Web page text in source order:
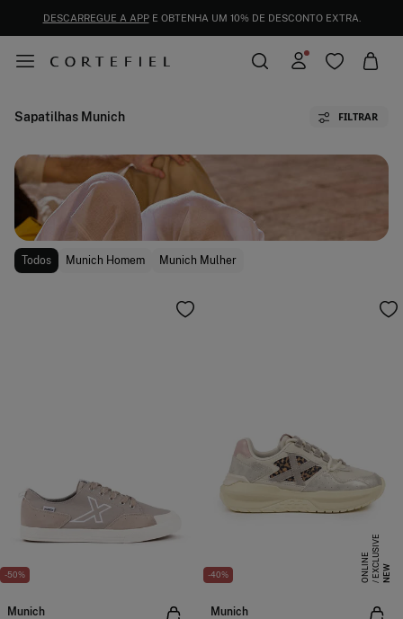
DESCARREGUE A APPE OBTENHA UM 10% DE DESCONTO EXTRA.
Sapatilhas Munich FILTRAR
Todos Munich Homem Munich Mulher
-50%
Munich
-40% NEW
E
X
C
L
US
I
V
E
O
N
L
I
N
E
Munich